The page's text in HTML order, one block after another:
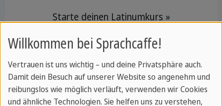
Starte deinen Latinumkurs »
Besuche unsere Sprachschule in Frankfurt und
erleben mit Latein-Sprachreisen ein intensives
Lernen gepaart mit antiker Kultur und Rhetorik.
Willkommen bei Sprachcaffe!
Vertrauen ist uns wichtig – und deine Privatsphäre auch.
Damit dein Besuch auf unserer Website so angenehm und
reibungslos wie möglich verläuft, verwenden wir Cookies
und ähnliche Technologien. Sie helfen uns zu verstehen,